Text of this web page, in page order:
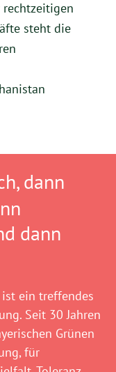
rechtzeitigen
steht die
dann
dann
ist ein treffendes
Seit 30 Jahren
Grünen
für